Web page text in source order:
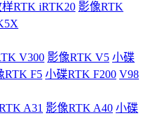
RTK iRTK20 影像RTK
V300 影像RTK V5 小碟
RTK F5 小碟RTK F200 V98
A31 影像RTK A40 小碟